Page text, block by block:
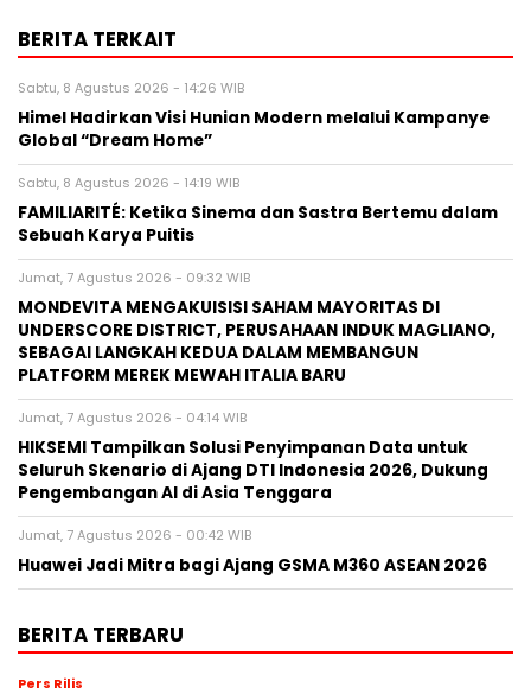
BERITA TERKAIT
Sabtu, 8 Agustus 2026 - 14:26 WIB
Himel Hadirkan Visi Hunian Modern melalui Kampanye
Global “Dream Home”
Sabtu, 8 Agustus 2026 - 14:19 WIB
FAMILIARITÉ: Ketika Sinema dan Sastra Bertemu dalam
Sebuah Karya Puitis
Jumat, 7 Agustus 2026 - 09:32 WIB
MONDEVITA MENGAKUISISI SAHAM MAYORITAS DI
UNDERSCORE DISTRICT, PERUSAHAAN INDUK MAGLIANO,
SEBAGAI LANGKAH KEDUA DALAM MEMBANGUN
PLATFORM MEREK MEWAH ITALIA BARU
Jumat, 7 Agustus 2026 - 04:14 WIB
HIKSEMI Tampilkan Solusi Penyimpanan Data untuk
Seluruh Skenario di Ajang DTI Indonesia 2026, Dukung
Pengembangan AI di Asia Tenggara
Jumat, 7 Agustus 2026 - 00:42 WIB
Huawei Jadi Mitra bagi Ajang GSMA M360 ASEAN 2026
BERITA TERBARU
Pers Rilis